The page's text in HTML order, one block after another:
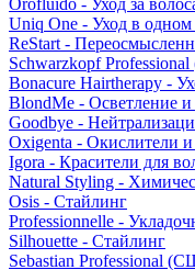
Orofluido - Уход за
Uniq One - Уход в одном
ReStart -
Schwarzkopf
Bonacure Hairtherapy -
BlondMe - Осветление
Goodbye -
Oxigenta - Окислители и
Igora - Красители для
Natural Styling -
Osis - Стайлинг
Professionnelle -
Silhouette - Стайлинг
Sebastian Professional